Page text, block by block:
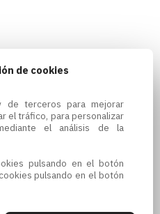
de cookies
de terceros para mejorar
el tráfico, para personalizar
el análisis de la
pulsando en el botón
pulsando en el botón